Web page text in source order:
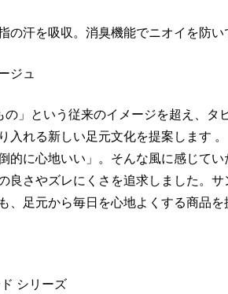
の汗を吸収。消臭機能でニオイを防い
ジュ
」という従来のイメージを超え、タ
入れる新しい足元文化を提案します
的に心地いい」。そんな風に感じて
良さやズレにくさを追求しました。
、足元から毎日を心地よくする商品を
シリーズ